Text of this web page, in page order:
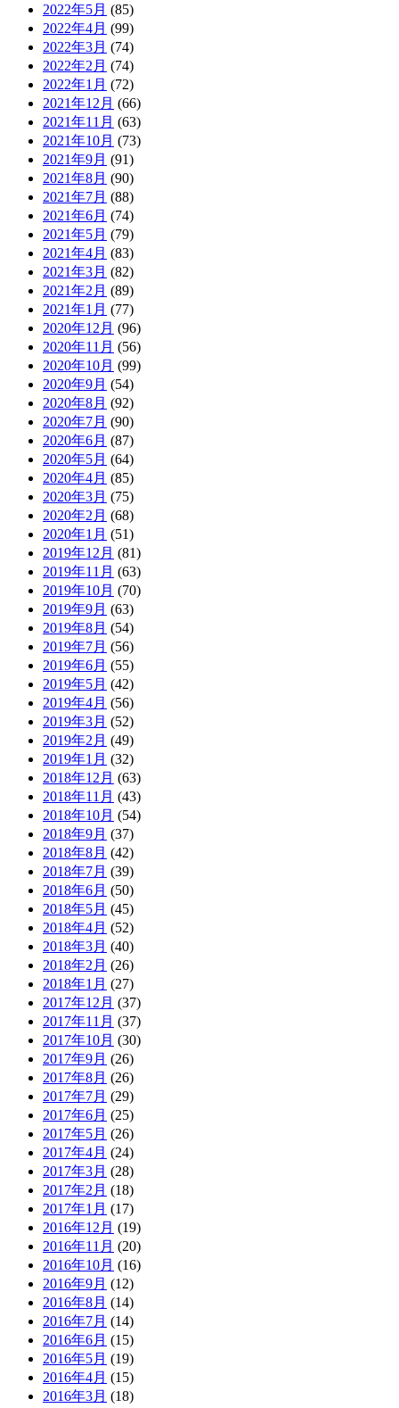
2022年5月 (85)
2022年4月 (99)
2022年3月 (74)
2022年2月 (74)
2022年1月 (72)
2021年12月 (66)
2021年11月 (63)
2021年10月 (73)
2021年9月 (91)
2021年8月 (90)
2021年7月 (88)
2021年6月 (74)
2021年5月 (79)
2021年4月 (83)
2021年3月 (82)
2021年2月 (89)
2021年1月 (77)
2020年12月 (96)
2020年11月 (56)
2020年10月 (99)
2020年9月 (54)
2020年8月 (92)
2020年7月 (90)
2020年6月 (87)
2020年5月 (64)
2020年4月 (85)
2020年3月 (75)
2020年2月 (68)
2020年1月 (51)
2019年12月 (81)
2019年11月 (63)
2019年10月 (70)
2019年9月 (63)
2019年8月 (54)
2019年7月 (56)
2019年6月 (55)
2019年5月 (42)
2019年4月 (56)
2019年3月 (52)
2019年2月 (49)
2019年1月 (32)
2018年12月 (63)
2018年11月 (43)
2018年10月 (54)
2018年9月 (37)
2018年8月 (42)
2018年7月 (39)
2018年6月 (50)
2018年5月 (45)
2018年4月 (52)
2018年3月 (40)
2018年2月 (26)
2018年1月 (27)
2017年12月 (37)
2017年11月 (37)
2017年10月 (30)
2017年9月 (26)
2017年8月 (26)
2017年7月 (29)
2017年6月 (25)
2017年5月 (26)
2017年4月 (24)
2017年3月 (28)
2017年2月 (18)
2017年1月 (17)
2016年12月 (19)
2016年11月 (20)
2016年10月 (16)
2016年9月 (12)
2016年8月 (14)
2016年7月 (14)
2016年6月 (15)
2016年5月 (19)
2016年4月 (15)
2016年3月 (18)